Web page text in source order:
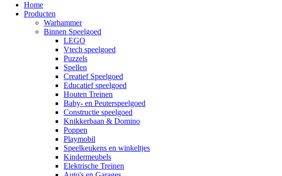
Home
Producten
Warhammer
Binnen Speelgoed
LEGO
Vtech speelgoed
Puzzels
Spellen
Creatief Speelgoed
Educatief speelgoed
Houten Treinen
Baby- en Peuterspeelgoed
Constructie speelgoed
Knikkerbaan & Domino
Poppen
Playmobil
Speelkeukens en winkeltjes
Kindermeubels
Elektrische Treinen